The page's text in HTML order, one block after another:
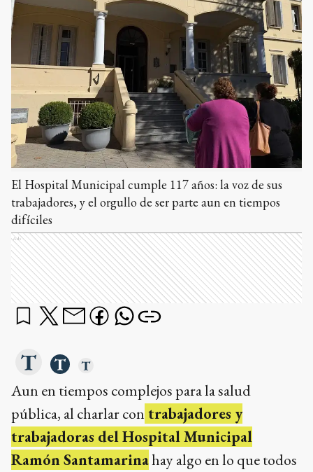
El Hospital Municipal cumple 117 años: la voz de sus
trabajadores, y el orgullo de ser parte aun en tiempos
difíciles
Ads
Aun en tiempos complejos para la salud
pública, al charlar con trabajadores y
trabajadoras del Hospital Municipal
Ramón Santamarinahay algo en lo que todos